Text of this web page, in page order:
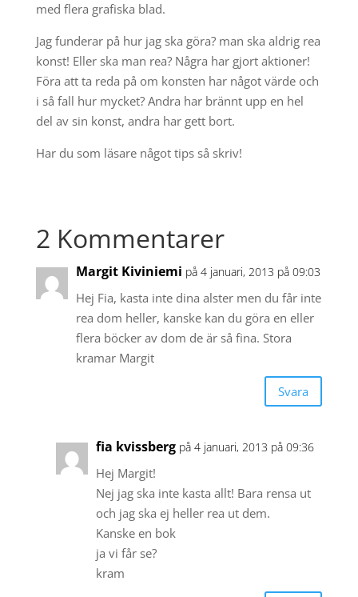
med flera grafiska blad.
Jag funderar på hur jag ska göra? man ska aldrig rea
konst! Eller ska man rea? Några har gjort aktioner!
Föra att ta reda på om konsten har något värde och
i så fall hur mycket? Andra har brännt upp en hel
del av sin konst, andra har gett bort.
Har du som läsare något tips så skriv!
2 Kommentarer
Margit Kiviniemi på 4 januari, 2013 på 09:03
Hej Fia, kasta inte dina alster men du får inte
rea dom heller, kanske kan du göra en eller
flera böcker av dom de är så fina. Stora
kramar Margit
Svara
fia kvissberg på 4 januari, 2013 på 09:36
Hej Margit!
Nej jag ska inte kasta allt! Bara rensa ut
och jag ska ej heller rea ut dem.
Kanske en bok
ja vi får se?
kram